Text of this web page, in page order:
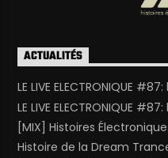
ACTUALITÉS
LE LIVE ELECTRONIQUE
LE LIVE ELECTRONIQUE
[MIX] Histoires
Histoire de la Dream